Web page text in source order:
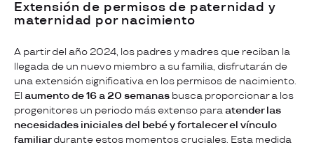
Extensión de permisos de paternidad y
maternidad por nacimiento
A partir del año 2024, los padres y madres que reciban la
llegada de un nuevo miembro a su familia, disfrutarán de
una extensión significativa en los permisos de nacimiento.
El aumento de 16 a 20 semanas busca proporcionar a los
progenitores un periodo más extenso paraatender las
necesidades iniciales del bebé y fortalecer el vínculo
familiardurante estos momentos cruciales. Esta medida